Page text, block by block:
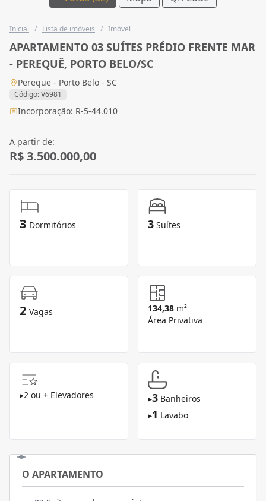
Inicial / Lista de imóveis / Imóvel
APARTAMENTO 03 SUÍTES PRÉDIO FRENTE MAR
- PEREQUÊ, PORTO BELO/SC
Pereque - Porto Belo - SC
Código: V6981
Incorporação: R-5-44.010
A partir de:
R$ 3.500.000,00
3 Dormitórios 3 Suítes
2 Vagas 134,38 m²
Área Privativa
▸2 ou + Elevadores ▸3 Banheiros
▸1 Lavabo
O APARTAMENTO